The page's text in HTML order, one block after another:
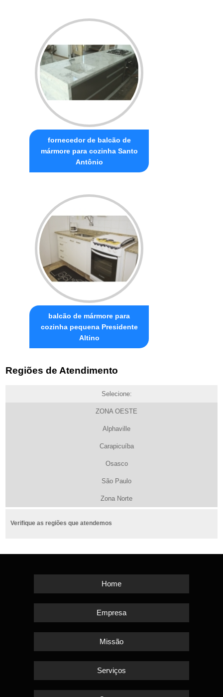
fornecedor de balcão de
mármore para cozinha Santo
Antônio
balcão de mármore para
cozinha pequena Presidente
Altino
Regiões de Atendimento
Selecione:
ZONA OESTE
Alphaville
Carapicuíba
Osasco
São Paulo
Zona Norte
Verifique as regiões que atendemos
Home
Empresa
Missão
Serviços